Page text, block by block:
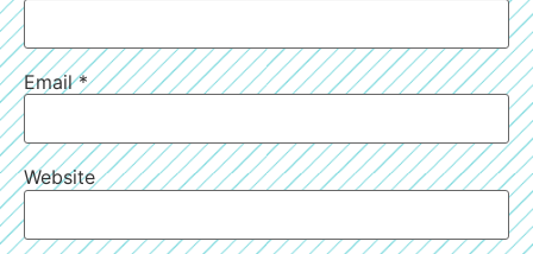
Email*
Website